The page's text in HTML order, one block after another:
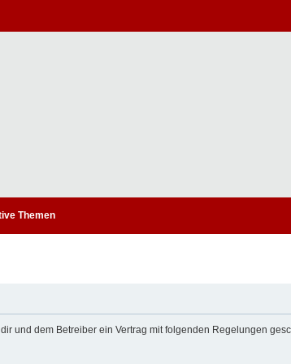
Themen
und dem Betreiber ein Vertrag mit folgenden Regelungen